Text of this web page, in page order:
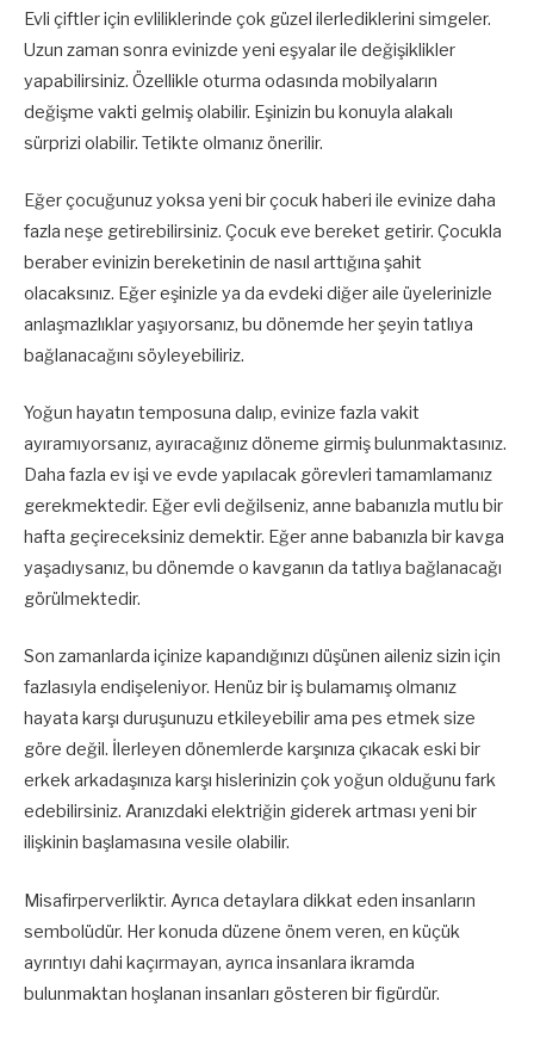
Evli çiftler için evliliklerinde çok güzel ilerlediklerini simgeler.
Uzun zaman sonra evinizde yeni eşyalar ile değişiklikler
yapabilirsiniz. Özellikle oturma odasında mobilyaların
değişme vakti gelmiş olabilir. Eşinizin bu konuyla alakalı
sürprizi olabilir. Tetikte olmanız önerilir.
Eğer çocuğunuz yoksa yeni bir çocuk haberi ile evinize daha
fazla neşe getirebilirsiniz. Çocuk eve bereket getirir. Çocukla
beraber evinizin bereketinin de nasıl arttığına şahit
olacaksınız. Eğer eşinizle ya da evdeki diğer aile üyelerinizle
anlaşmazlıklar yaşıyorsanız, bu dönemde her şeyin tatlıya
bağlanacağını söyleyebiliriz.
Yoğun hayatın temposuna dalıp, evinize fazla vakit
ayıramıyorsanız, ayıracağınız döneme girmiş bulunmaktasınız.
Daha fazla ev işi ve evde yapılacak görevleri tamamlamanız
gerekmektedir. Eğer evli değilseniz, anne babanızla mutlu bir
hafta geçireceksiniz demektir. Eğer anne babanızla bir kavga
yaşadıysanız, bu dönemde o kavganın da tatlıya bağlanacağı
görülmektedir.
Son zamanlarda içinize kapandığınızı düşünen aileniz sizin için
fazlasıyla endişeleniyor. Henüz bir iş bulamamış olmanız
hayata karşı duruşunuzu etkileyebilir ama pes etmek size
göre değil. İlerleyen dönemlerde karşınıza çıkacak eski bir
erkek arkadaşınıza karşı hislerinizin çok yoğun olduğunu fark
edebilirsiniz. Aranızdaki elektriğin giderek artması yeni bir
ilişkinin başlamasına vesile olabilir.
Misafirperverliktir. Ayrıca detaylara dikkat eden insanların
sembolüdür. Her konuda düzene önem veren, en küçük
ayrıntıyı dahi kaçırmayan, ayrıca insanlara ikramda
bulunmaktan hoşlanan insanları gösteren bir figürdür.